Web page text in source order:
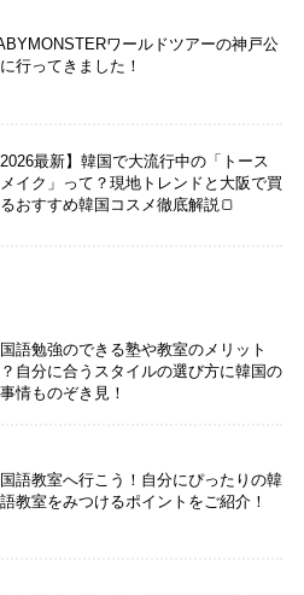
ワールドツアーの神戸公
行ってきました！
2026最新】韓国で大流行中の「トース
メイク」って？現地トレンドと大阪で買
おすすめ韓国コスメ徹底解説🍞
語勉強のできる塾や教室のメリット
自分に合うスタイルの選び方に韓国の
情ものぞき見！
語教室へ行こう！自分にぴったりの韓
教室をみつけるポイントをご紹介！